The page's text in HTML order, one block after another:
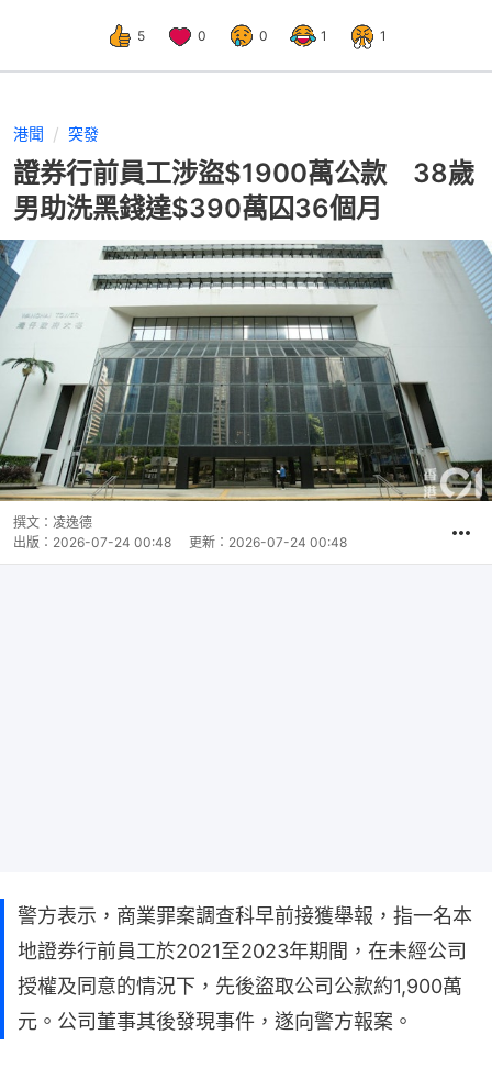
5 0 0 1 1
港聞 突發
證券行前員工涉盜$1900萬公款 38歲
男助洗黑錢達$390萬囚36個月
撰文： 凌逸德
出版： 2026-07-24 00:48 更新： 2026-07-24 00:48
警方表示，商業罪案調查科早前接獲舉報，指一名本
地證券行前員工於2021至2023年期間，在未經公司
授權及同意的情況下，先後盜取公司公款約1,900萬
元。公司董事其後發現事件，遂向警方報案。